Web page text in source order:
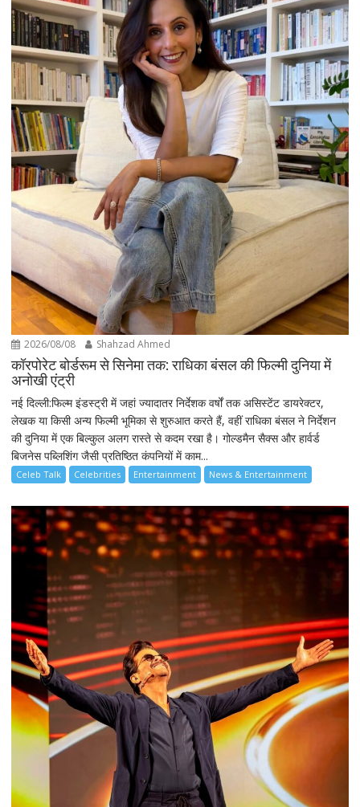
2026/08/08 Shahzad Ahmed
कॉरपोरेट बोर्डरूम से सिनेमा तक: राधिका बंसल की फिल्मी दुनिया में
अनोखी एंट्री
नई दिल्ली:फिल्म इंडस्ट्री में जहां ज्यादातर निर्देशक वर्षों तक असिस्टेंट डायरेक्टर,
लेखक या किसी अन्य फिल्मी भूमिका से शुरुआत करते हैं, वहीं राधिका बंसल ने निर्देशन
की दुनिया में एक बिल्कुल अलग रास्ते से कदम रखा है। गोल्डमैन सैक्स और हार्वर्ड
बिजनेस पब्लिशिंग जैसी प्रतिष्ठित कंपनियों में काम...
Celeb Talk Celebrities Entertainment News & Entertainment